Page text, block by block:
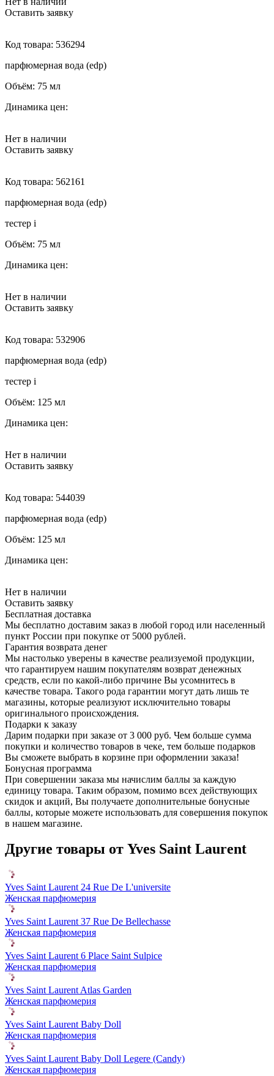
Оставить заявку
Код товара: 536294
парфюмерная вода (edp)
Объём: 75 мл
Динамика цен:
Нет в наличии
Оставить заявку
Код товара: 562161
парфюмерная вода (edp)
тестер i
Объём: 75 мл
Динамика цен:
Нет в наличии
Оставить заявку
Код товара: 532906
парфюмерная вода (edp)
тестер i
Объём: 125 мл
Динамика цен:
Нет в наличии
Оставить заявку
Код товара: 544039
парфюмерная вода (edp)
Объём: 125 мл
Динамика цен:
Нет в наличии
Оставить заявку
Бесплатная доставка
Мы бесплатно доставим заказ в любой город или населенный
пункт России при покупке от 5000 рублей.
Гарантия возврата денег
Мы настолько уверены в качестве реализуемой продукции,
что гарантируем нашим покупателям возврат денежных
средств, если по какой-либо причине Вы усомнитесь в
качестве товара. Такого рода гарантии могут дать лишь те
магазины, которые реализуют исключительно товары
оригинального происхождения.
Подарки к заказу
Дарим подарки при заказе от 3 000 руб. Чем больше сумма
покупки и количество товаров в чеке, тем больше подарков
Вы сможете выбрать в корзине при оформлении заказа!
Бонусная программа
При совершении заказа мы начислим баллы за каждую
единицу товара. Таким образом, помимо всех действующих
скидок и акций, Вы получаете дополнительные бонусные
баллы, которые можете использовать для совершения покупок
в нашем магазине.
Другие товары от Yves Saint Laurent
Yves Saint Laurent 24 Rue De L'universite
Женская парфюмерия
Yves Saint Laurent 37 Rue De Bellechasse
Женская парфюмерия
Yves Saint Laurent 6 Place Saint Sulpice
Женская парфюмерия
Yves Saint Laurent Atlas Garden
Женская парфюмерия
Yves Saint Laurent Baby Doll
Женская парфюмерия
Yves Saint Laurent Baby Doll Legere (Candy)
Женская парфюмерия